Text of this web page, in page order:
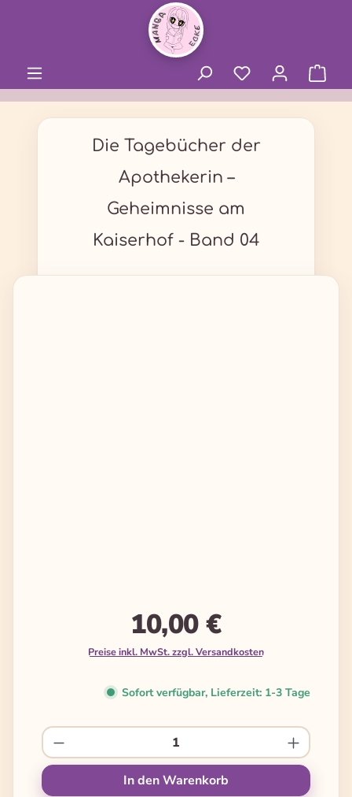
Die Tagebücher der
Apothekerin –
Geheimnisse am
Kaiserhof - Band 04
10,00 €
Preise inkl. MwSt. zzgl. Versandkosten
Sofort verfügbar, Lieferzeit: 1-3 Tage
Produkt Anzahl: Gib den gewünschten
In den Warenkorb